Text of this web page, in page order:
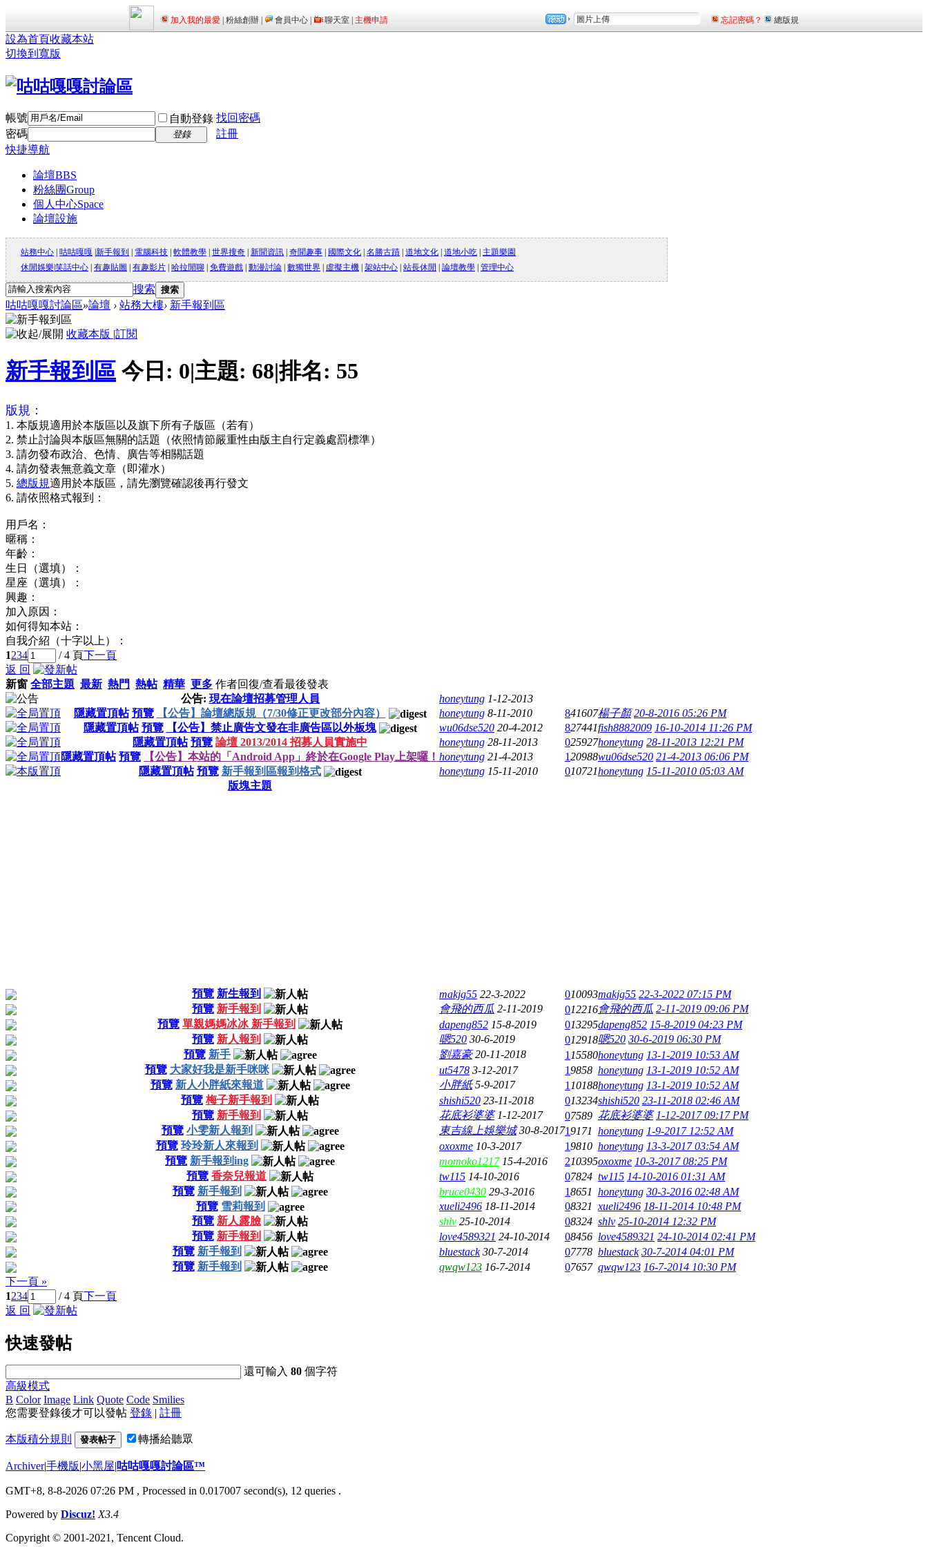
設為首頁收藏本站
切換到寬版
帳號 自動登錄 找回密碼
密碼
登錄
註冊
快捷導航
論壇BBS
粉絲團Group
個人中心Space
論壇設施
站務中心 | 咕咕嘎嘎 |新手報到 | 電腦科技 | 軟體教學 | 世界搜奇 | 新聞資訊 | 奇聞趣事 | 國際文化 | 名勝古蹟 | 道地文化 | 道地小吃 | 主題樂園
休閒娛樂|笑話中心 | 有趣貼圖 | 有趣影片 | 哈拉閒聊 | 免費遊戲 | 動漫討論 | 數獨世界 | 虛擬主機 | 架站中心 | 站長休閒 | 論壇教學 | 管理中心
搜索 搜索
咕咕嘎嘎討論區»論壇 › 站務大樓› 新手報到區
收藏本版 |訂閱
新手報到區 今日: 0|主題: 68|排名: 55
版規：
1. 本版規適用於本版區以及旗下所有子版區（若有）
2. 禁止討論與本版區無關的話題（依照情節嚴重性由版主自行定義處罰標準）
3. 請勿發布政治、色情、廣告等相關話題
4. 請勿發表無意義文章（即灌水）
5. 總版規適用於本版區，請先瀏覽確認後再行發文
6. 請依照格式報到：
用戶名：
暱稱：
年齡：
生日（選填）：
星座（選填）：
興趣：
加入原因：
如何得知本站：
自我介紹（十字以上）：
1234 / 4 頁下一頁
返 回
新窗 全部主題 最新 熱門 熱帖 精華 更多 作者回復/查看最後發表
公告: 現在論壇招募管理人員 honeytung 1-12-2013
隱藏置頂帖 預覽 【公告】論壇總版規（7/30修正更改部分內容） honeytung 8-11-2010 841607楊子顏 20-8-2016 05:26 PM
隱藏置頂帖 預覽 【公告】禁止廣告文發在非廣告區以外板塊 wu06dse520 20-4-2012 827441fish8882009 16-10-2014 11:26 PM
隱藏置頂帖 預覽 論壇 2013/2014 招募人員實施中 honeytung 28-11-2013 025927honeytung 28-11-2013 12:21 PM
隱藏置頂帖 預覽 【公告】本站的「Android App」終於在Google Play上架囉！ honeytung 21-4-2013 120988wu06dse520 21-4-2013 06:06 PM
隱藏置頂帖 預覽 新手報到區報到格式 honeytung 15-11-2010 010721honeytung 15-11-2010 05:03 AM
版塊主題
預覽 新生報到 makjg55 22-3-2022 010093makjg55 22-3-2022 07:15 PM
預覽 新手報到 會飛的西瓜 2-11-2019 012216會飛的西瓜 2-11-2019 09:06 PM
預覽 單親媽媽冰冰 新手報到 dapeng852 15-8-2019 013295dapeng852 15-8-2019 04:23 PM
預覽 新人報到 嗯520 30-6-2019 012918嗯520 30-6-2019 06:30 PM
預覽 新手 劉嘉豪 20-11-2018 1 15580honeytung 13-1-2019 10:53 AM
預覽 大家好我是新手咪咪 ut5478 3-12-2017 19858 honeytung 13-1-2019 10:52 AM
預覽 新人小胖紙來報道 小胖紙 5-9-2017 1 10188honeytung 13-1-2019 10:52 AM
預覽 梅子新手報到 shishi520 23-11-2018 013234shishi520 23-11-2018 02:46 AM
預覽 新手報到 花底衫婆婆 1-12-2017 07589 花底衫婆婆 1-12-2017 09:17 PM
預覽 小雯新人報到 東吉線上娛樂城 30-8-201719171 honeytung 1-9-2017 12:52 AM
預覽 玲玲新人來報到 oxoxme 10-3-2017 19810 honeytung 13-3-2017 03:54 AM
預覽 新手報到ing momoko1217 15-4-2016 210395oxoxme 10-3-2017 08:25 PM
預覽 香奈兒報道 tw115 14-10-2016 07824 tw115 14-10-2016 01:31 AM
預覽 新手報到 bruce0430 29-3-2016 18651 honeytung 30-3-2016 02:48 AM
預覽 雪莉報到 xueli2496 18-11-2014 08321 xueli2496 18-11-2014 10:48 PM
預覽 新人露臉 shlv 25-10-2014 08324 shlv 25-10-2014 12:32 PM
預覽 新手報到 love4589321 24-10-2014 08456 love4589321 24-10-2014 02:41 PM
預覽 新手報到 bluestack 30-7-2014 07778 bluestack 30-7-2014 04:01 PM
預覽 新手報到 qwqw123 16-7-2014 07657 qwqw123 16-7-2014 10:30 PM
下一頁 »
1234 / 4 頁下一頁
返 回
快速發帖
還可輸入80 個字符
高級模式
B Color Image Link Quote Code Smilies
您需要登錄後才可以發帖 登錄 | 註冊
本版積分規則 發表帖子 轉播給聽眾
Archiver|手機版|小黑屋|咕咕嘎嘎討論區™
GMT+8, 8-8-2026 07:26 PM , Processed in 0.017007 second(s), 12 queries .
Powered by Discuz! X3.4
Copyright © 2001-2021, Tencent Cloud.